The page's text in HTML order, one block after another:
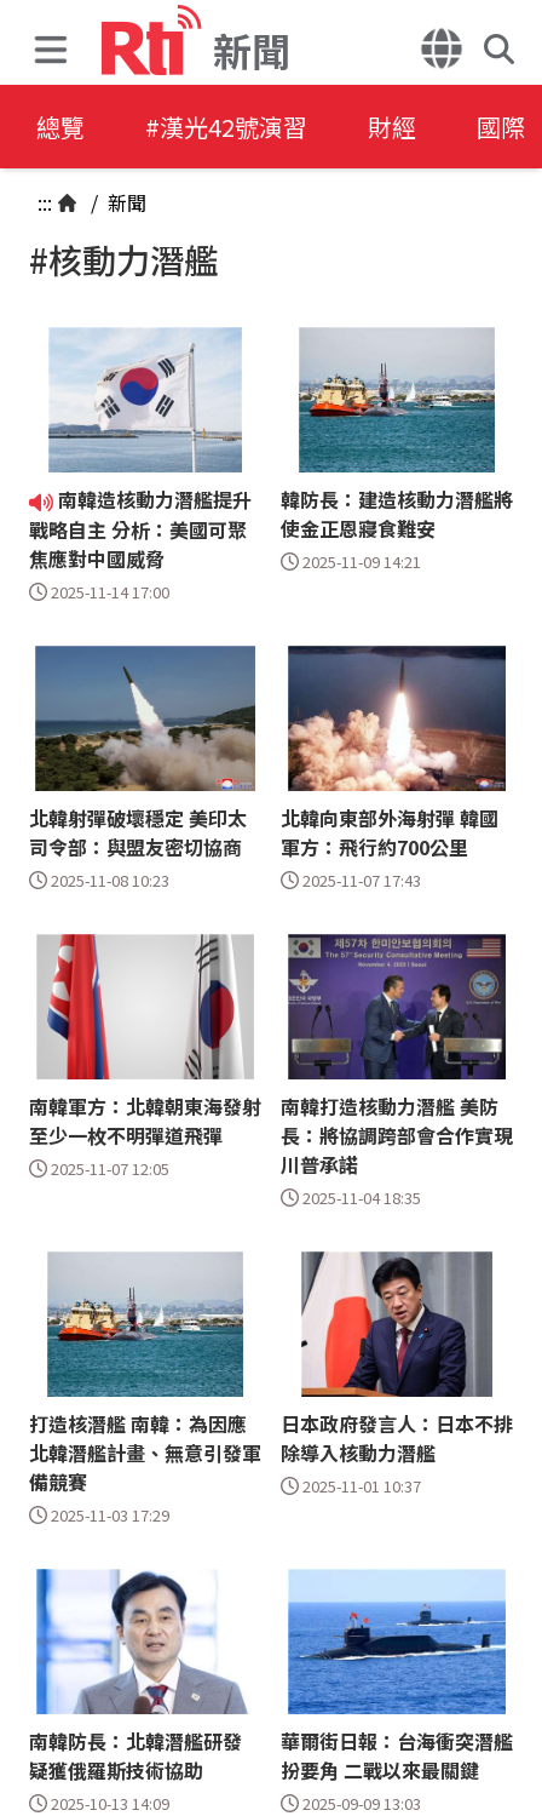
新聞
總覽 #漢光42號演習 財經 國際
::: / 新聞
#核動力潛艦
南韓造核動力潛艦提升
戰略自主 分析：美國可聚
焦應對中國威脅
2025-11-14 17:00
韓防長：建造核動力潛艦將
使金正恩寢食難安
2025-11-09 14:21
北韓射彈破壞穩定 美印太
司令部：與盟友密切協商
2025-11-08 10:23
北韓向東部外海射彈 韓國
軍方：飛行約700公里
2025-11-07 17:43
南韓軍方：北韓朝東海發射
至少一枚不明彈道飛彈
2025-11-07 12:05
南韓打造核動力潛艦 美防
長：將協調跨部會合作實現
川普承諾
2025-11-04 18:35
打造核潛艦 南韓：為因應
北韓潛艦計畫、無意引發軍
備競賽
2025-11-03 17:29
日本政府發言人：日本不排
除導入核動力潛艦
2025-11-01 10:37
南韓防長：北韓潛艦研發
疑獲俄羅斯技術協助
2025-10-13 14:09
華爾街日報：台海衝突潛艦
扮要角 二戰以來最關鍵
2025-09-09 13:03